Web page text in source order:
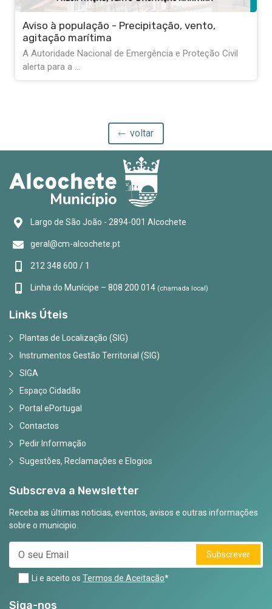
Aviso à população - Precipitação, vento,
agitação marítima
A Autoridade Nacional de Emergência e Proteção Civil
alerta para a ...
voltar
Largo de São João - 2894-001 Alcochete
geral@cm-alcochete.pt
212 348 600 / 1
Linha do Munícipe – 808 200 014 (chamada local)
Links Úteis
Plantas de Localização (SIG)
Instrumentos Gestão Territorial (SIG)
SIGA
Espaço Cidadão
Portal ePortugal
Contactos
Pedir Informação
Sugestões, Reclamações e Elogios
Subscreva a Newsletter
Receba as últimas noticias, eventos, avisos e outras informações
sobre o municipio.
Subscrever
Li e aceito os Termos de Aceitação*
Siga-nos